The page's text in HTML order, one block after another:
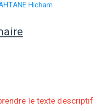
Hicham
le texte descriptif